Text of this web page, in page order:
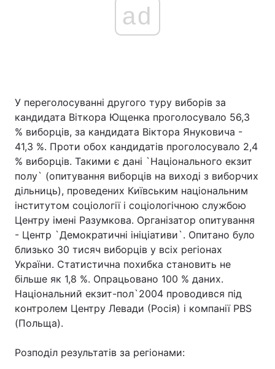
Головна Війна
Україна
Економіка Світ
ad
У переголосуванні другого туру виборів за
кандидата Віткора Ющенка проголосувало 56,3
% виборців, за кандидата Віктора Януковича -
41,3 %. Проти обох кандидатів проголосувало 2,4
% виборців. Такими є дані `Національного екзит
полу` (опитування виборців на виході з виборчих
дільниць), проведених Київським національним
інститутом соціології і соціологічною службою
Центру імені Разумкова. Організатор опитування
- Центр `Демократичні ініціативи`. Опитано було
близько 30 тисяч виборців у всіх регіонах
України. Статистична похибка становить не
більше як 1,8 %. Опрацьовано 100 % даних.
Національний екзит-пол`2004 проводився під
контролем Центру Левади (Росія) і компанії PBS
(Польща).
Розподіл результатів за регіонами: